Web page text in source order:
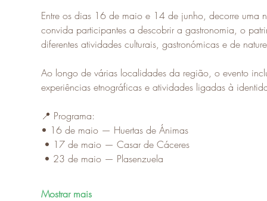
Entre os dias 16 de maio e 14 de junho, decorre uma
convida participantes a descobrir a gastronomia, o
diferentes atividades culturais, gastronómicas e de
Ao longo de várias localidades da região, o evento
experiências etnográficas e atividades ligadas à
📍 Programa:
• 16 de maio — Huertas de Ánimas
• 17 de maio — Casar de Cáceres
• 23 de maio — Plasenzuela
Mostrar mais